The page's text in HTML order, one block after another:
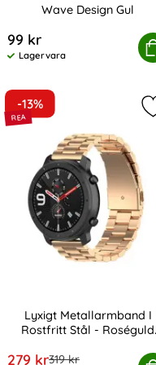
Wave Design Gul
99 kr
Tillgänglighet:
Lagervara
Klockarmband 20 mm
-13%
Lyxigt Metallarmband I
Rostfritt Stål - Roséguld
rea pris
279 krtidigare pris
319 kr